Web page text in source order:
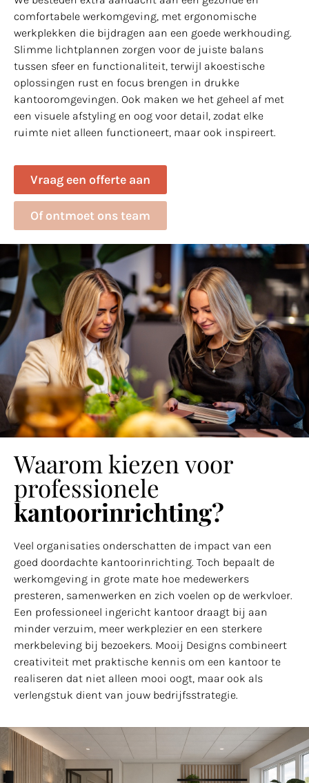
comfortabele werkomgeving, met ergonomische
werkplekken die bijdragen aan een goede werkhouding.
Slimme lichtplannen zorgen voor de juiste balans
tussen sfeer en functionaliteit, terwijl akoestische
oplossingen rust en focus brengen in drukke
kantooromgevingen. Ook maken we het geheel af met
een visuele afstyling en oog voor detail, zodat elke
ruimte niet alleen functioneert, maar ook inspireert.
Vraag een offerte aan
Of ontmoet ons team
Waarom kiezen voor
professionele
kantoorinrichting?
Veel organisaties onderschatten de impact van een
goed doordachte kantoorinrichting. Toch bepaalt de
werkomgeving in grote mate hoe medewerkers
presteren, samenwerken en zich voelen op de werkvloer.
Een professioneel ingericht kantoor draagt bij aan
minder verzuim, meer werkplezier en een sterkere
merkbeleving bij bezoekers. Mooij Designs combineert
creativiteit met praktische kennis om een kantoor te
realiseren dat niet alleen mooi oogt, maar ook als
verlengstuk dient van jouw bedrijfsstrategie.